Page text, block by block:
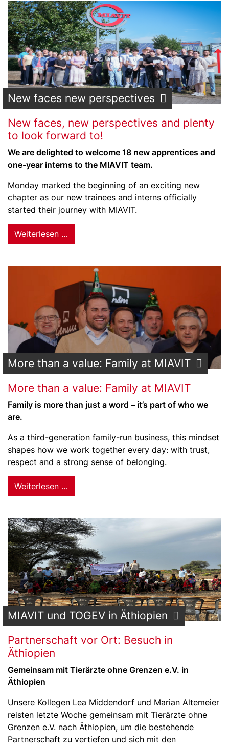
New faces new perspectives
New faces, new perspectives and plenty
to look forward to!
We are delighted to welcome 18 new apprentices and
one-year interns to the MIAVIT team.
Monday marked the beginning of an exciting new
chapter as our new trainees and interns officially
started their journey with MIAVIT.
Weiterlesen …
More than a value: Family at MIAVIT
More than a value: Family at MIAVIT
Family is more than just a word – it’s part of who we
are.
As a third-generation family-run business, this mindset
shapes how we work together every day: with trust,
respect and a strong sense of belonging.
Weiterlesen …
MIAVIT und TOGEV in Äthiopien
Partnerschaft vor Ort: Besuch in
Äthiopien
Gemeinsam mit Tierärzte ohne Grenzen e.V. in
Äthiopien
Unsere Kollegen Lea Middendorf und Marian Altemeier
reisten letzte Woche gemeinsam mit Tierärzte ohne
Grenzen e.V. nach Äthiopien, um die bestehende
Partnerschaft zu vertiefen und sich mit den